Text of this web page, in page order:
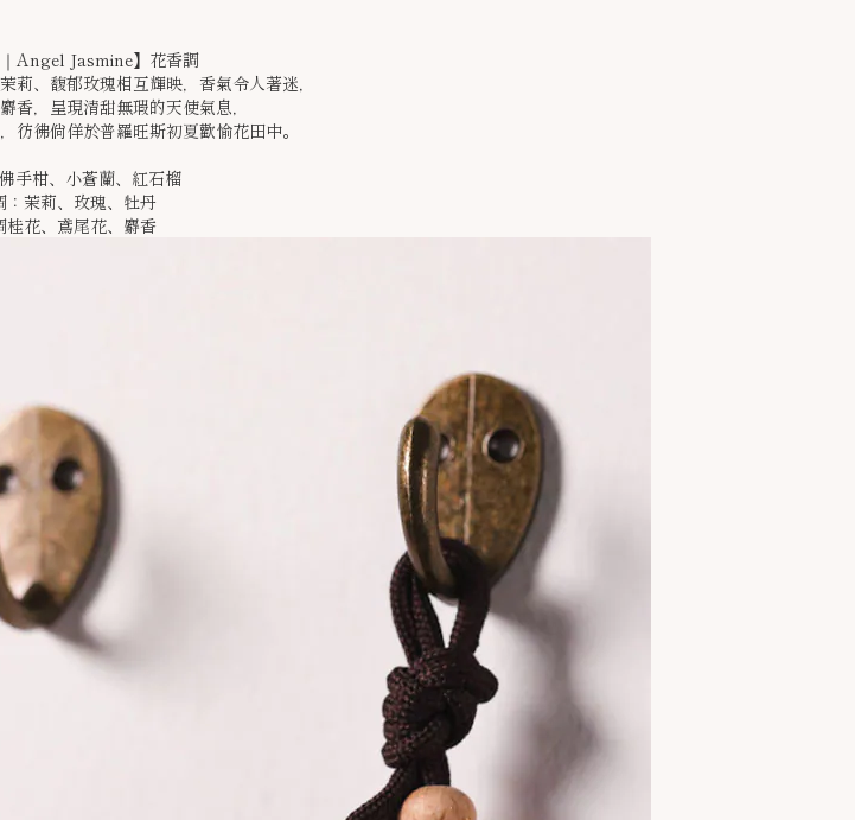
｜Angel Jasmine】花香調
莉、馥郁玫瑰相互輝映，香氣令人著迷，
香，呈現清甜無瑕的天使氣息，
彷彿倘佯於普羅旺斯初夏歡愉花田中。
手柑、小蒼蘭、紅石榴
茉莉、玫瑰、牡丹
花、鳶尾花、麝香